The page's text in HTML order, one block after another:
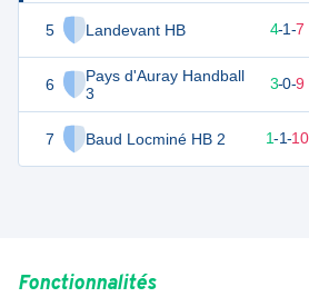
5 Landevant HB
6
Pays d'Auray Handball
3
7 Baud Locminé HB 2
4-1-7
18 12 3-0-9
15 1-1-10
Fonctionnalités